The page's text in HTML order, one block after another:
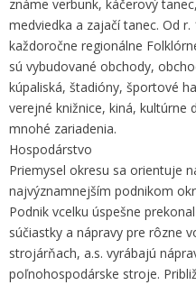
známe verbunk, káčerový
medviedka a zajačí tanec. Od
každoročne regionálne
sú vybudované obchody,
kúpaliská, štadióny, športové
verejné knižnice, kiná,
mnohé zariadenia.
Hospodárstvo
Priemysel okresu sa orientuje
najvýznamnejším podnikom
Podnik vcelku úspešne
súčiastky a nápravy pre rôzne
strojárňach, a.s. vyrábajú
poľnohospodárske stroje.